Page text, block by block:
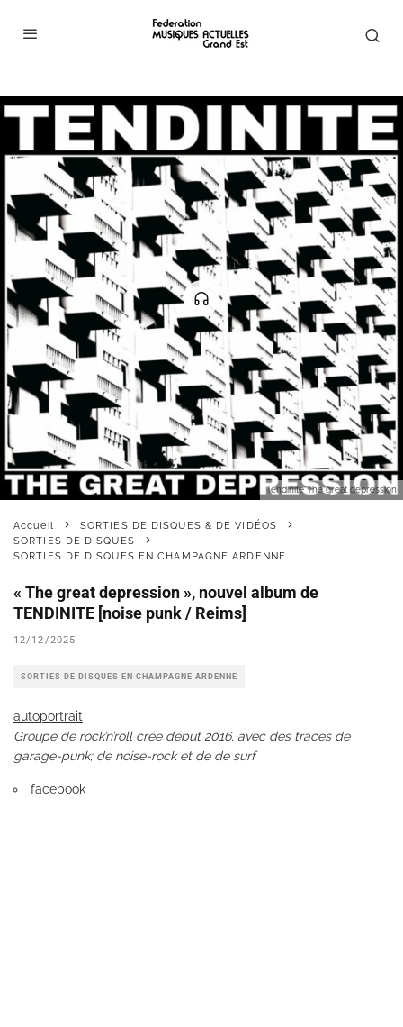
Tendinite The great depression
Accueil
SORTIES DE DISQUES & DE VIDÉOS
SORTIES DE DISQUES
SORTIES DE DISQUES EN CHAMPAGNE ARDENNE
« The great depression », nouvel album de
TENDINITE [noise punk / Reims]
12/12/2025
SORTIES DE DISQUES EN CHAMPAGNE ARDENNE
autoportrait
Groupe de rock’n’roll crée début 2016, avec des traces de
garage-punk; de noise-rock et de de surf
facebook